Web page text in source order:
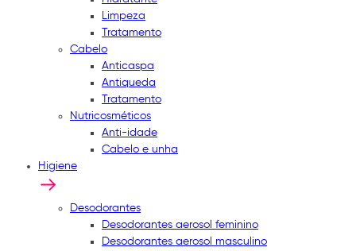
Limpeza
Tratamento
Cabelo
Anticaspa
Antiqueda
Tratamento
Nutricosméticos
Anti-idade
Cabelo e unha
Higiene
Desodorantes
Desodorantes aerosol feminino
Desodorantes aerosol masculino